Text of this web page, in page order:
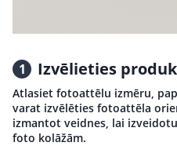
1 Izvēlieties
Atlasiet fotoattēlu izmēru,
varat izvēlēties fotoattēla
izmantot veidnes, lai
foto kolāžām.